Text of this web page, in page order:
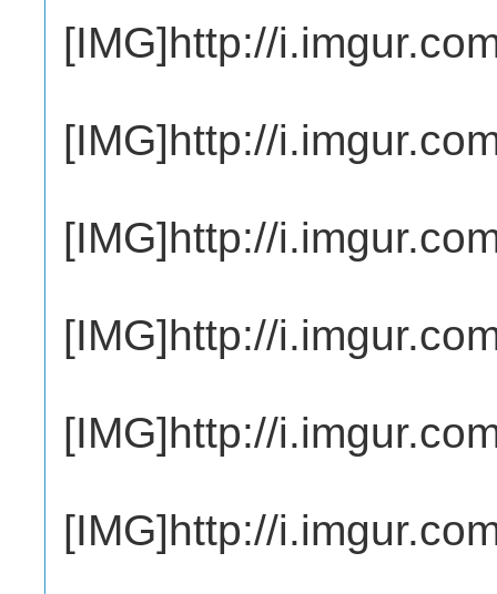
[IMG]http://
[IMG]http://
[IMG]http://
[IMG]http://
[IMG]http://
[IMG]http://